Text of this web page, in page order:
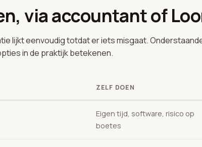
via accountant of
lijkt eenvoudig totdat er iets misgaat.
in de praktijk betekenen.
ZELF DOEN
Eigen tijd, software, risico op
boetes